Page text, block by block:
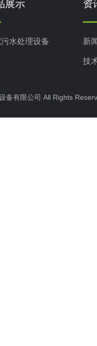
展示
污水处理设备
资
新
技
备有限公司 All Rights